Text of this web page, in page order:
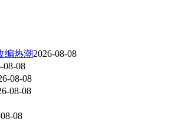
编热潮2026-08-08
08-08
08-08
08-08
08